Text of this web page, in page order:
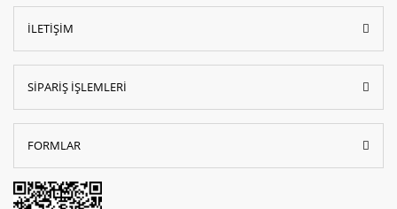
İLETİŞİM
SİPARİŞ İŞLEMLERİ
FORMLAR